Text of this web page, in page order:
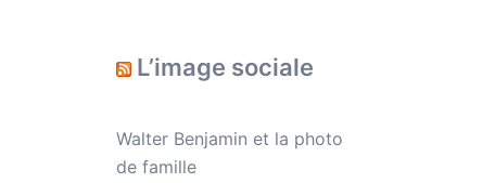
L’image sociale
Walter Benjamin et la photo
de famille